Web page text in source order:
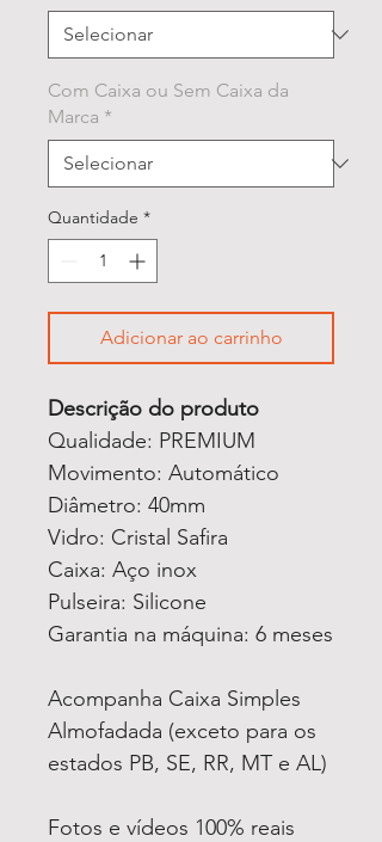
Com Caixa ou Sem Caixa da
Marca *
Quantidade *
Adicionar ao carrinho
Descrição do produto
Qualidade: PREMIUM
Movimento: Automático
Diâmetro: 40mm
Vidro: Cristal Safira
Caixa: Aço inox
Pulseira: Silicone
Garantia na máquina: 6 meses
Acompanha Caixa Simples
Almofadada (exceto para os
estados PB, SE, RR, MT e AL)
Fotos e vídeos 100% reais